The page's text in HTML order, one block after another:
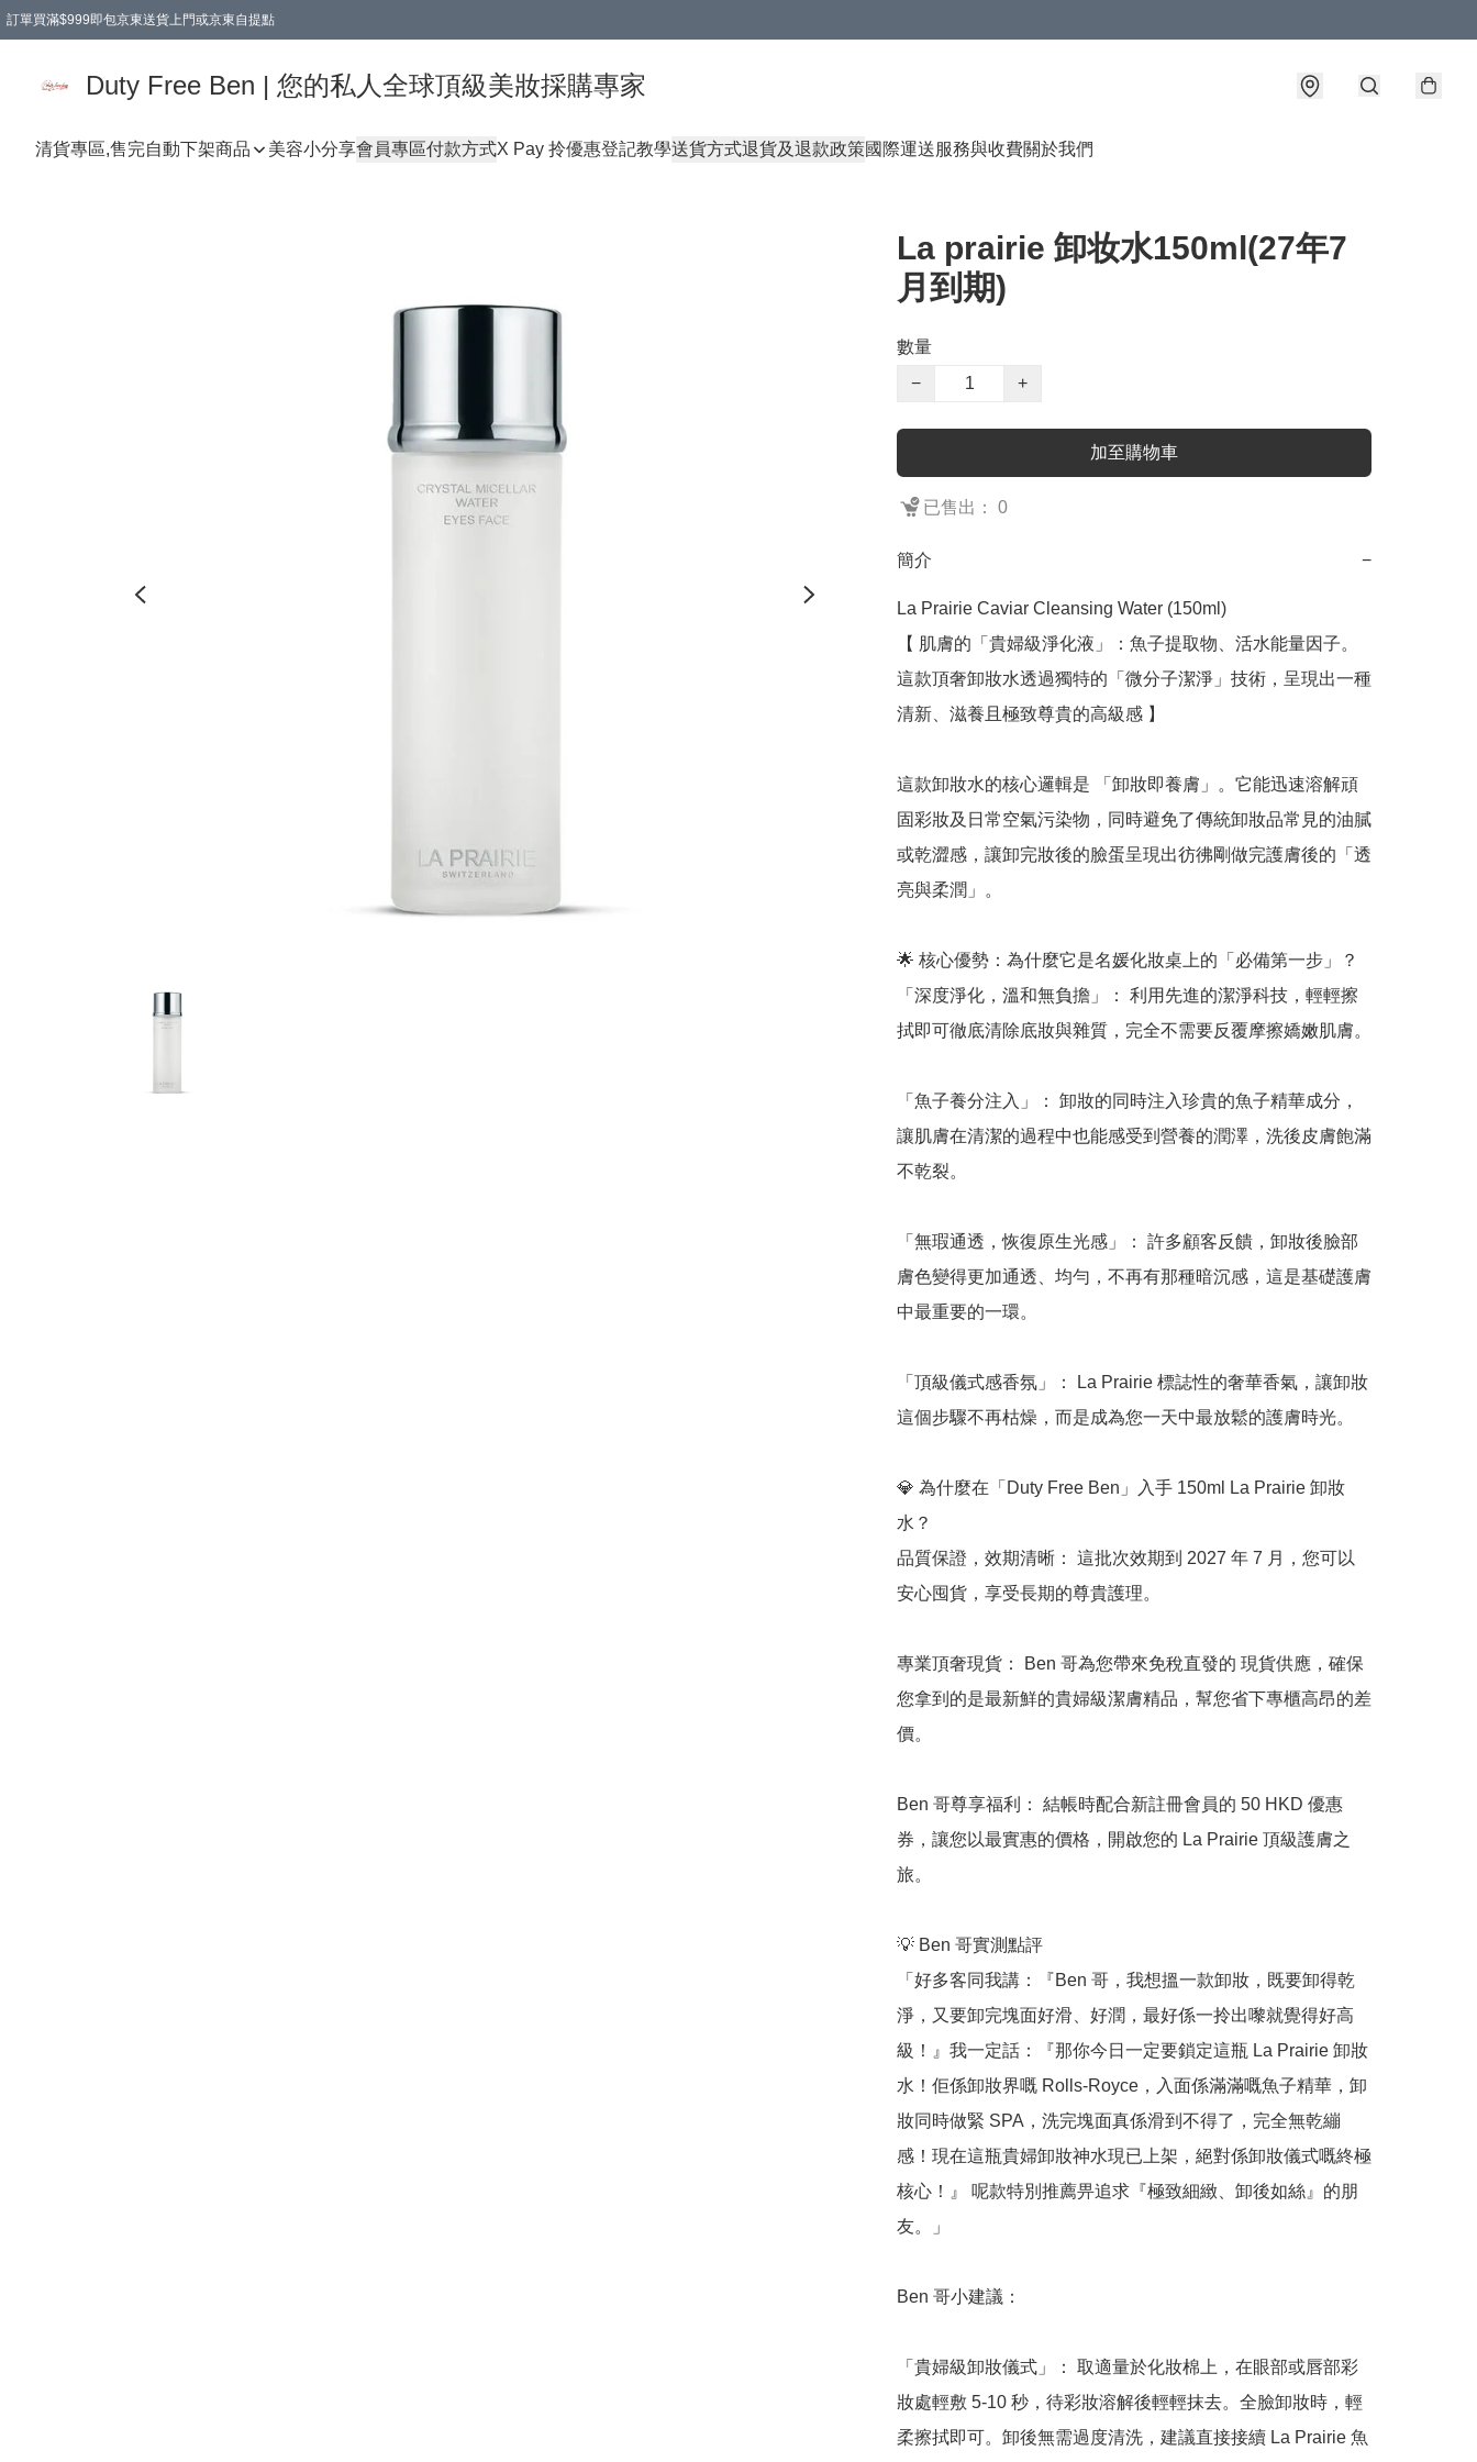
訂單買滿$999即包京東送貨上門或京東自提點
Duty Free Ben | 您的私人全球頂級美妝採購專家
清貨專區,售完自動下架商品 美容小分享會員專區付款方式X Pay 拎優惠登記教學送貨方式退貨及退款政策國際運送服務與收費關於我們
La prairie 卸妆水150ml(27年7
月到期)
數量
−
+
加至購物車
已售出： 0
簡介 −
La Prairie Caviar Cleansing Water (150ml)
【 肌膚的「貴婦級淨化液」：魚子提取物、活水能量因子。
這款頂奢卸妝水透過獨特的「微分子潔淨」技術，呈現出一種
清新、滋養且極致尊貴的高級感 】
這款卸妝水的核心邏輯是 「卸妝即養膚」。它能迅速溶解頑
固彩妝及日常空氣污染物，同時避免了傳統卸妝品常見的油膩
或乾澀感，讓卸完妝後的臉蛋呈現出彷彿剛做完護膚後的「透
亮與柔潤」。
🌟 核心優勢：為什麼它是名媛化妝桌上的「必備第一步」？
「深度淨化，溫和無負擔」： 利用先進的潔淨科技，輕輕擦
拭即可徹底清除底妝與雜質，完全不需要反覆摩擦嬌嫩肌膚。
「魚子養分注入」： 卸妝的同時注入珍貴的魚子精華成分，
讓肌膚在清潔的過程中也能感受到營養的潤澤，洗後皮膚飽滿
不乾裂。
「無瑕通透，恢復原生光感」： 許多顧客反饋，卸妝後臉部
膚色變得更加通透、均勻，不再有那種暗沉感，這是基礎護膚
中最重要的一環。
「頂級儀式感香氛」： La Prairie 標誌性的奢華香氣，讓卸妝
這個步驟不再枯燥，而是成為您一天中最放鬆的護膚時光。
💎 為什麼在「Duty Free Ben」入手 150ml La Prairie 卸妝
水？
品質保證，效期清晰： 這批次效期到 2027 年 7 月，您可以
安心囤貨，享受長期的尊貴護理。
專業頂奢現貨： Ben 哥為您帶來免稅直發的 現貨供應，確保
您拿到的是最新鮮的貴婦級潔膚精品，幫您省下專櫃高昂的差
價。
Ben 哥尊享福利： 結帳時配合新註冊會員的 50 HKD 優惠
券，讓您以最實惠的價格，開啟您的 La Prairie 頂級護膚之
旅。
💡 Ben 哥實測點評
「好多客同我講：『Ben 哥，我想搵一款卸妝，既要卸得乾
淨，又要卸完塊面好滑、好潤，最好係一拎出嚟就覺得好高
級！』我一定話：『那你今日一定要鎖定這瓶 La Prairie 卸妝
水！佢係卸妝界嘅 Rolls-Royce，入面係滿滿嘅魚子精華，卸
妝同時做緊 SPA，洗完塊面真係滑到不得了，完全無乾繃
感！現在這瓶貴婦卸妝神水現已上架，絕對係卸妝儀式嘅終極
核心！』 呢款特別推薦畀追求『極致細緻、卸後如絲』的朋
友。」
Ben 哥小建議：
「貴婦級卸妝儀式」： 取適量於化妝棉上，在眼部或唇部彩
妝處輕敷 5-10 秒，待彩妝溶解後輕輕抹去。全臉卸妝時，輕
柔擦拭即可。卸後無需過度清洗，建議直接接續 La Prairie 魚